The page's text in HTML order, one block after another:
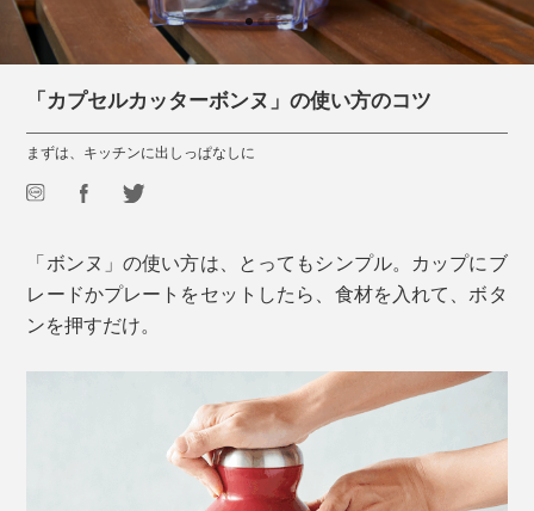
「カプセルカッターボンヌ」の使い方のコツ
まずは、キッチンに出しっぱなしに
「ボンヌ」の使い方は、とってもシンプル。カップにブ
レードかプレートをセットしたら、食材を入れて、ボタ
ンを押すだけ。